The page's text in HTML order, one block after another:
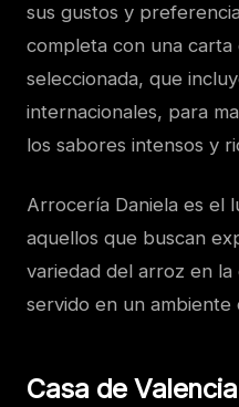
sus gustos y
completa con una carta
seleccionada, que
internacionales, para
los sabores intensos y
Arrocería Daniela es el
aquellos que buscan
variedad del arroz en
servido en un ambiente
Casa de Valencia